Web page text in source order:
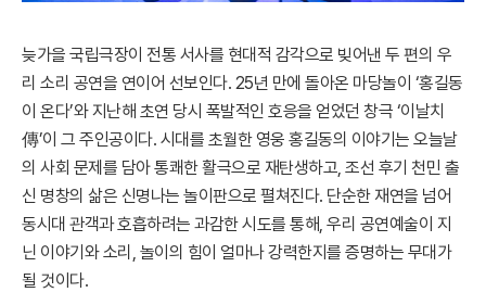
늦가을 국립극장이 전통 서사를 현대적 감각으로 빚어낸 두 편의 우
리 소리 공연을 연이어 선보인다. 25년 만에 돌아온 마당놀이 ‘홍길동
이 온다’와 지난해 초연 당시 폭발적인 호응을 얻었던 창극 ‘이날치
傳’이 그 주인공이다. 시대를 초월한 영웅 홍길동의 이야기는 오늘날
의 사회 문제를 담아 통쾌한 활극으로 재탄생하고, 조선 후기 천민 출
신 명창의 삶은 신명나는 놀이판으로 펼쳐진다. 단순한 재연을 넘어
동시대 관객과 호흡하려는 과감한 시도를 통해, 우리 공연예술이 지
닌 이야기와 소리, 놀이의 힘이 얼마나 강력한지를 증명하는 무대가
될 것이다.